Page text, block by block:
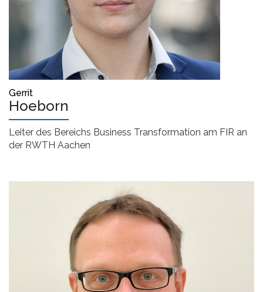
Gerrit
Hoeborn
Leiter des Bereichs Business Transformation am FIR an
der RWTH Aachen